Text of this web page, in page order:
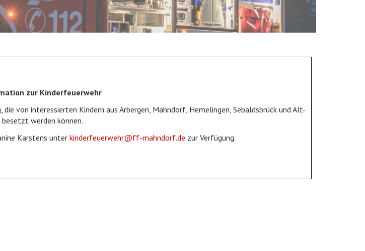
zur Kinderfeuerwehr
von interessierten Kindern aus Arbergen, Mahndorf, Hemelingen, Sebaldsbrück und Alt-
werden können.
Karstens unter kinderfeuerwehr@ff-mahndorf.de zur Verfügung.